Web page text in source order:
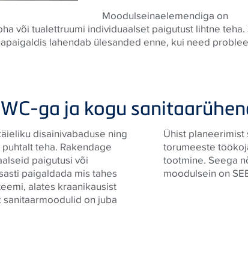
Moodulseinaelemendiga on
või tualettruumi individuaalset paigutust lihtne teha.
lahendab ülesanded enne, kui need
ga ja kogu
disainivabaduse ning
teha. Rakendage
paigutusi või
paigaldada mis tahes
alates kraanikausist
on juba
Ühist
torumeeste
tootmine. Seega
moodulsein on